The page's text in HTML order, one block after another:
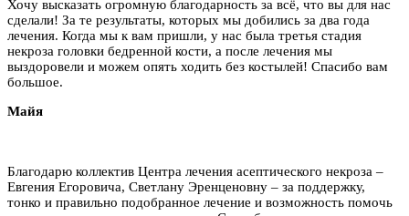
Хочу высказать огромную благодарность за всё, что вы для нас
сделали! За те результаты, которых мы добились за два года
лечения. Когда мы к вам пришли, у нас была третья стадия
некроза головки бедренной кости, а после лечения мы
выздоровели и можем опять ходить без костылей! Спасибо вам
большое.
Майя
Благодарю коллектив Центра лечения асептического некроза –
Евгения Егоровича, Светлану Эренценовну – за поддержку,
тонко и правильно подобранное лечение и возможность помочь